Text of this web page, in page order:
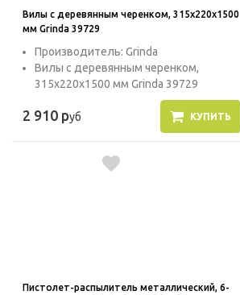
Вилы с деревянным черенком, 315х220х1500
мм Grinda 39729
Производитель: Grinda
Вилы с деревянным черенком,
315х220х1500 мм Grinda 39729
2 910 руб КУПИТЬ
Пистолет-распылитель металлический, 6-